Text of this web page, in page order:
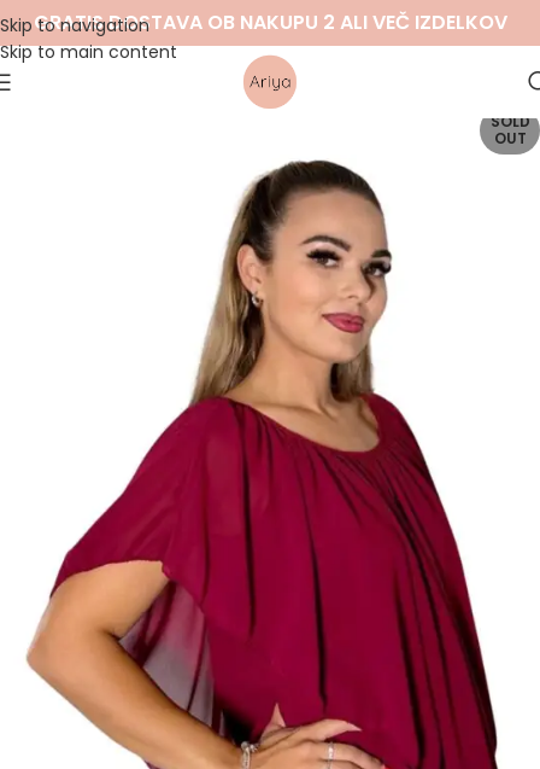
Skip to navigation
Skip to main content
GRATIS DOSTAVA OB NAKUPU 2 ALI VEČ IZDELKOV
SOLD
OUT